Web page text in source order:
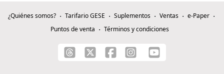
¿Quiénes somos? Tarifario GESE Suplementos Ventas
e-Paper
Puntos de venta
Términos y condiciones